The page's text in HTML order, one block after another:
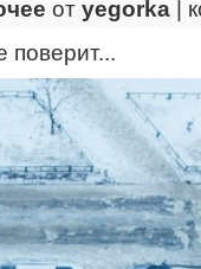
от yegorka
поверит...